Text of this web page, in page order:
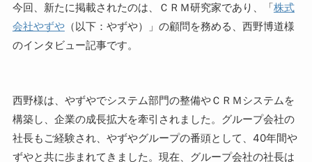
今回、新たに掲載されたのは、ＣＲＭ研究家であり、「株式
会社やずや（以下：やずや）」の顧問を務める、西野博道様
のインタビュー記事です。
西野様は、やずやでシステム部門の整備やＣＲＭシステムを
構築し、企業の成長拡大を牽引されました。グループ会社の
社長もご経験され、やずやグループの番頭として、40年間や
ずやと共に歩まれてきました。現在、グループ会社の社長は